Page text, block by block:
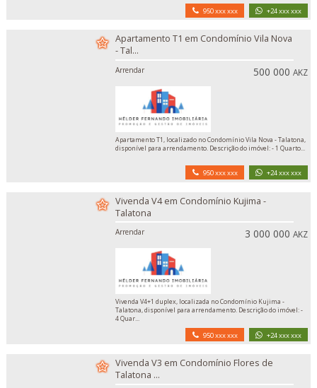
950 xxx xxx +24 xxx xxx
Apartamento T1 em Condomínio Vila Nova
- Tal...
Arrendar 500 000AKZ
Apartamento T1, localizado no Condomínio Vila Nova - Talatona,
disponível para arrendamento. Descrição do imóvel: - 1 Quarto...
950 xxx xxx +24 xxx xxx
Vivenda V4 em Condomínio Kujima -
Talatona
Arrendar 3 000 000AKZ
Vivenda V4+1 duplex, localizada no Condomínio Kujima -
Talatona, disponível para arrendamento. Descrição do imóvel: -
4 Quar...
950 xxx xxx +24 xxx xxx
Vivenda V3 em Condomínio Flores de
Talatona ...